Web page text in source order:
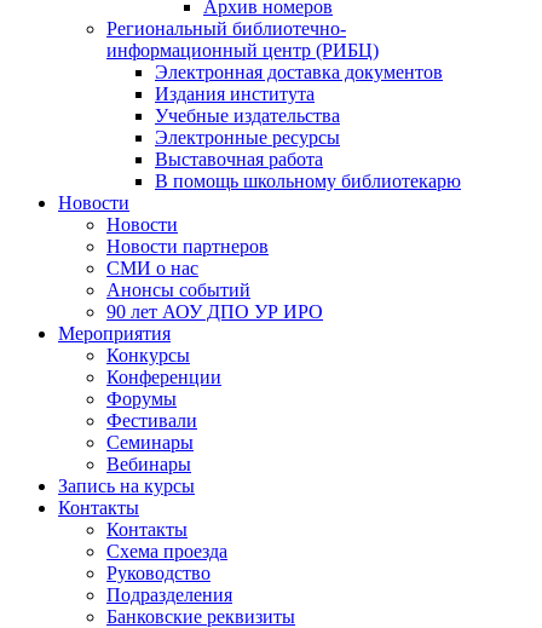
Архив номеров
Региональный библиотечно-
информационный центр (РИБЦ)
Электронная доставка документов
Издания института
Учебные издательства
Электронные ресурсы
Выставочная работа
В помощь школьному библиотекарю
Новости
Новости
Новости партнеров
СМИ о нас
Анонсы событий
90 лет АОУ ДПО УР ИРО
Мероприятия
Конкурсы
Конференции
Форумы
Фестивали
Семинары
Вебинары
Запись на курсы
Контакты
Контакты
Схема проезда
Руководство
Подразделения
Банковские реквизиты